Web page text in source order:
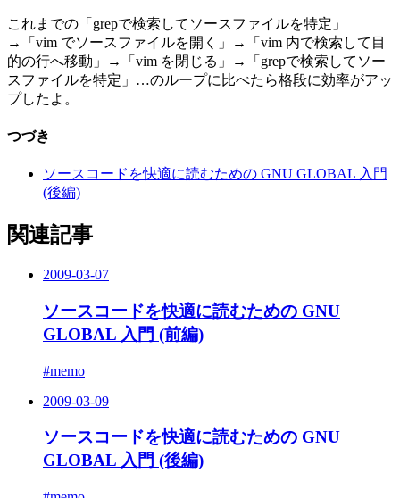
これまでの「grepで検索してソースファイルを特定」
→「vim でソースファイルを開く」→「vim 内で検索して目
的の行へ移動」→「vim を閉じる」→「grepで検索してソー
スファイルを特定」…のループに比べたら格段に効率がアッ
プしたよ。
つづき
ソースコードを快適に読むための GNU GLOBAL 入門
(後編)
関連記事
2009-03-07
ソースコードを快適に読むための GNU
GLOBAL 入門 (前編)
#memo
2009-03-09
ソースコードを快適に読むための GNU
GLOBAL 入門 (後編)